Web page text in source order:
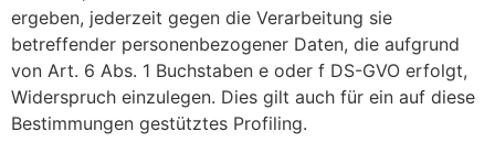
ergeben, jederzeit gegen die Verarbeitung sie
betreffender personenbezogener Daten, die aufgrund
von Art. 6 Abs. 1 Buchstaben e oder f DS-GVO erfolgt,
Widerspruch einzulegen. Dies gilt auch für ein auf diese
Bestimmungen gestütztes Profiling.